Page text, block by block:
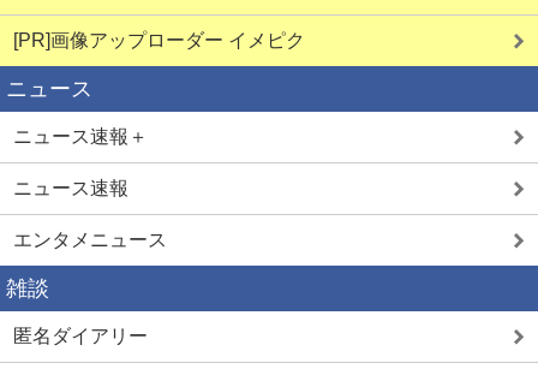
[PR]画像アップローダー イメピク
ニュース
ニュース速報＋
ニュース速報
エンタメニュース
雑談
匿名ダイアリー